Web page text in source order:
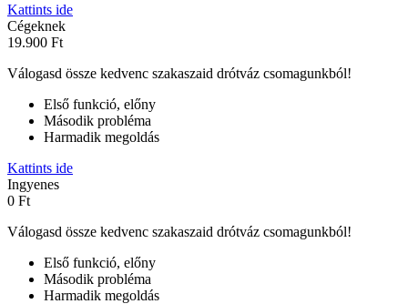
Kattints ide
Cégeknek
19.900 Ft
Válogasd össze kedvenc szakaszaid drótváz csomagunkból!
Első funkció, előny
Második probléma
Harmadik megoldás
Kattints ide
Ingyenes
0 Ft
Válogasd össze kedvenc szakaszaid drótváz csomagunkból!
Első funkció, előny
Második probléma
Harmadik megoldás